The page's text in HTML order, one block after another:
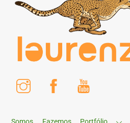
Instagram Facebook